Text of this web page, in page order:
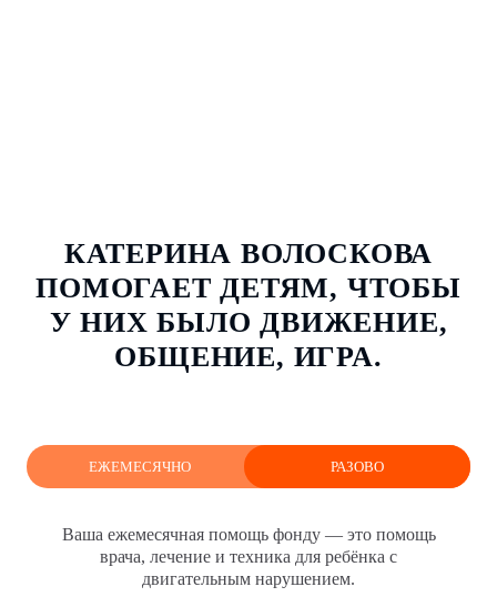
КАТЕРИНА ВОЛОСКОВА
ПОМОГАЕТ ДЕТЯМ, ЧТОБЫ
У НИХ БЫЛО ДВИЖЕНИЕ,
ОБЩЕНИЕ, ИГРА.
ЕЖЕМЕСЯЧНО РАЗОВО
Ваша ежемесячная помощь фонду — это помощь
врача, лечение и техника для ребёнка c
двигательным нарушением.